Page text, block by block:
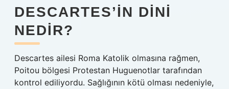
DESCARTES’IN DINI
NEDIR?
Descartes ailesi Roma Katolik olmasına rağmen,
Poitou bölgesi Protestan Huguenotlar tarafından
kontrol ediliyordu. Sağlığının kötü olması nedeniyle,